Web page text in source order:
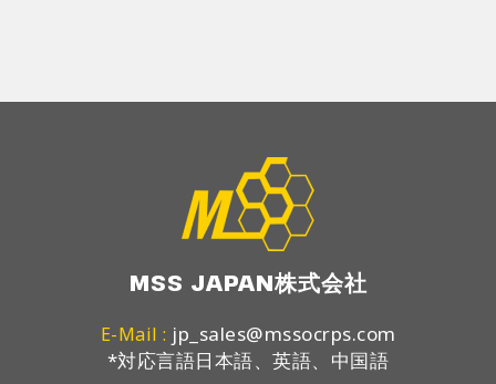
MSS JAPAN株式会社
E-Mail : jp_sales@mssocrps.com
*対応言語日本語、英語、中国語